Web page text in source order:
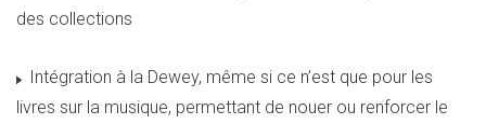
des collections
Intégration à la Dewey, même si ce n’est que pour les
livres sur la musique, permettant de nouer ou renforcer le